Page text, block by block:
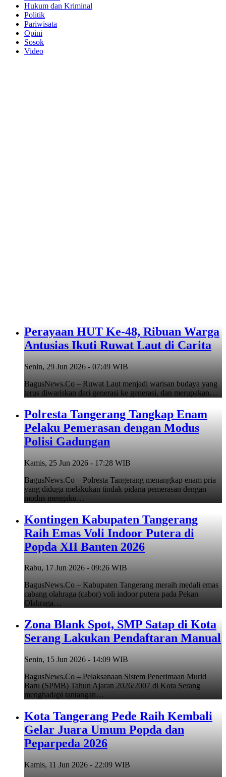
Hukum dan Kriminal
Politik
Pariwisata
Opini
Sosok
Video
Perayaan HUT Ke-48, Ribuan Warga
Antusias Ikuti Ruwat Laut di Carita
Senin, 29 Jun 2026 - 07:49 WIB
BagusNews.Co – Ruwat Laut menjadi warisan budaya yang
terus diwariskan dari generasi ke generasi, dan merupakan…
Polresta Tangerang Tangkap Enam
Pelaku Pemerasan dengan Modus
Polisi Gadungan
Kamis, 25 Jun 2026 - 17:28 WIB
BagusNews.Co – Polresta Tangerang menangkap enam pria
yang diduga melakukan tindak pidana pemerasan dengan
modus mengaku…
Kontingen Kabupaten Tangerang
Raih Emas Voli Indoor Putera di
Popda XII Banten 2026
Rabu, 17 Jun 2026 - 09:26 WIB
BagusNews.Co – Kabupaten Tangerang meraih medali emas
cabang olahraga (cabor) voli indoor putera pada Pekan
Olahraga…
Zona Blank Spot, SMP Satap di Kota
Serang Lakukan Pendaftaran Manual
Senin, 15 Jun 2026 - 14:09 WIB
BagusNews.Co – Pelaksanaan Sistem Penerimaan Murid
Baru (SPMB) Tahun Ajaran 2026/2007 di Kota Serang
menghadapi tantangan…
Kota Tangerang Pede Raih Kembali
Gelar Juara Umum Popda dan
Peparpeda 2026
Kamis, 11 Jun 2026 - 22:09 WIB